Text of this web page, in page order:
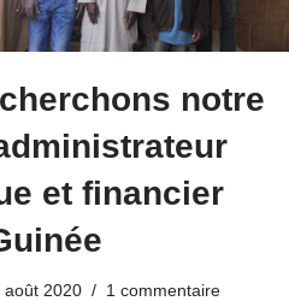
notre
et financier
août 2020 1 commentaire